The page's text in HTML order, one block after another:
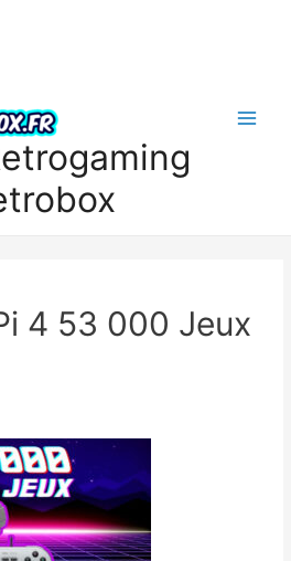
4 53 000 Jeux